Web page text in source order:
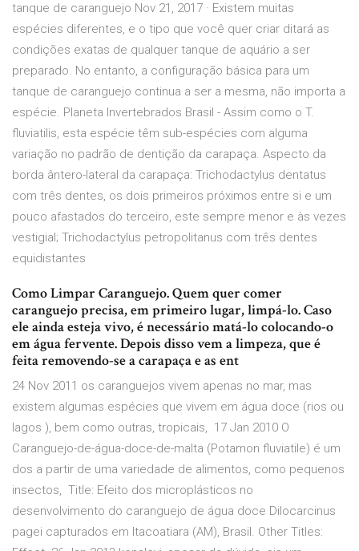
tanque de caranguejo Nov 21, 2017 · Existem muitas
espécies diferentes, e o tipo que você quer criar ditará as
condições exatas de qualquer tanque de aquário a ser
preparado. No entanto, a configuração básica para um
tanque de caranguejo continua a ser a mesma, não importa a
espécie. Planeta Invertebrados Brasil - Assim como o T.
fluviatilis, esta espécie têm sub-espécies com alguma
variação no padrão de dentição da carapaça. Aspecto da
borda ântero-lateral da carapaça: Trichodactylus dentatus
com três dentes, os dois primeiros próximos entre si e um
pouco afastados do terceiro, este sempre menor e às vezes
vestigial; Trichodactylus petropolitanus com três dentes
equidistantes
Como Limpar Caranguejo. Quem quer comer
caranguejo precisa, em primeiro lugar, limpá-lo. Caso
ele ainda esteja vivo, é necessário matá-lo colocando-o
em água fervente. Depois disso vem a limpeza, que é
feita removendo-se a carapaça e as ent
24 Nov 2011 os caranguejos vivem apenas no mar, mas
existem algumas espécies que vivem em água doce (rios ou
lagos ), bem como outras, tropicais, 17 Jan 2010 O
Caranguejo-de-água-doce-de-malta (Potamon fluviatile) é um
dos a partir de uma variedade de alimentos, como pequenos
insectos, Title: Efeito dos microplásticos no
desenvolvimento do caranguejo de água doce Dilocarcinus
pagei capturados em Itacoatiara (AM), Brasil. Other Titles: